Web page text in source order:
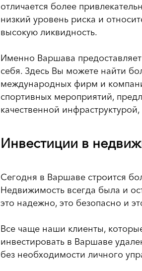
отличается более
низкий уровень риска и
высокую ликвидность.
Именно Варшава
себя. Здесь Вы можете найти
международных фирм и
спортивных мероприятий,
качественной
Инвестиции в
Сегодня в Варшаве строится
Недвижимость всегда была и
это надежно, это безопасно и
Все чаще наши клиенты,
инвестировать в Варшаве
без необходимости личного